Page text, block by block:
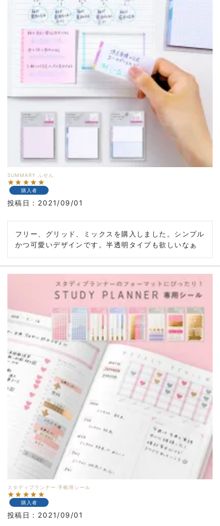
SUMMARY ふせん
購入者
投稿日 2021/09/01
フリー、グリッド、ミックスを購入しました。シンプル
かつ可愛いデザインです。半透明タイプも欲しいなぁ
スタディプランナー 手帳用シール
購入者
投稿日 2021/09/01